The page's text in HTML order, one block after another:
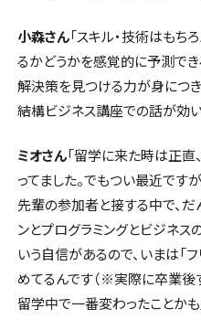
小森さん「スキル・技術はもち
るかどうかを感覚的に予測で
解決策を見つける力が身につき
結構ビジネス講座での話が効い
ミオさん「留学に来た時は正直
ってました。でもつい最近です
先輩の参加者と接する中で、だ
ンとプログラミングとビジネス
いう自信があるので、いまは「
めてるんです（※実際に卒業後
留学中で一番変わったことかも